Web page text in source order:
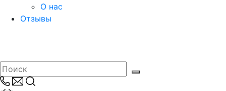
О нас
Отзывы